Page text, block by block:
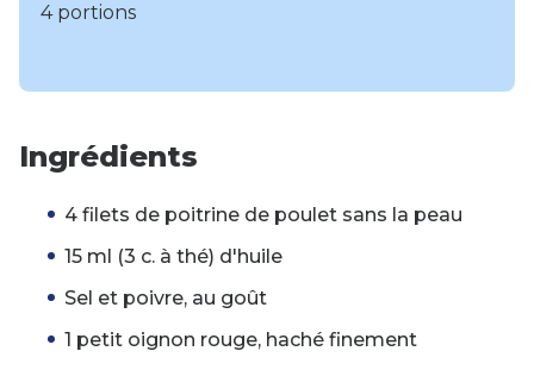
4 portions
Ingrédients
4 filets de poitrine de poulet sans la peau
15 ml (3 c. à thé) d'huile
Sel et poivre, au goût
1 petit oignon rouge, haché finement